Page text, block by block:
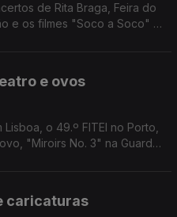
de Rita Braga, Feira do
e os filmes "Soco a Soco" e
e ovos
o 49.º FITEI no Porto,
"Miroirs No. 3" na Guarda,
caricaturas